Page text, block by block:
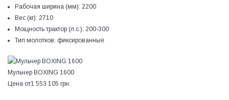
Рабочая ширина (мм): 2200
Вес (кг): 2710
Мощность трактор (л.с.): 200-300
Тип молотков: фиксированные
Мульчер BOXING 1600
Цена от1 553 105 грн.